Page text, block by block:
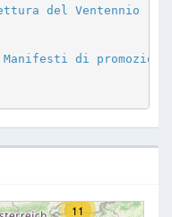
del Ventennio
di